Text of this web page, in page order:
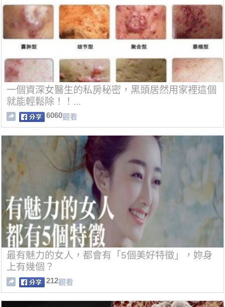
一個資深女醫生的私房秘密，黑頭居然用家裡這個
就能輕鬆除！！...
6060觀看
最有魅力的女人，都會有「5個美好特徵」，妳身
上有幾個？
212觀看